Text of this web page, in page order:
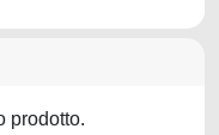
prodotto.